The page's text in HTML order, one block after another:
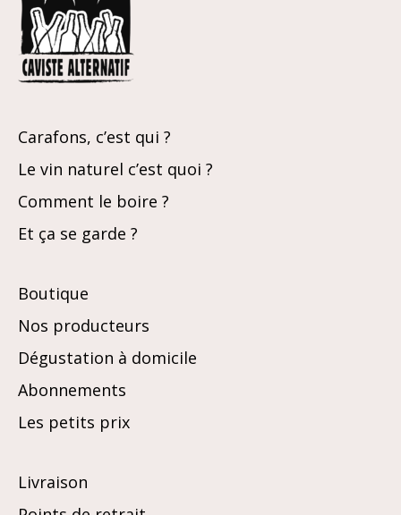
Carafons, c’est qui ?
Le vin naturel c’est quoi ?
Comment le boire ?
Et ça se garde ?
Boutique
Nos producteurs
Dégustation à domicile
Abonnements
Les petits prix
Livraison